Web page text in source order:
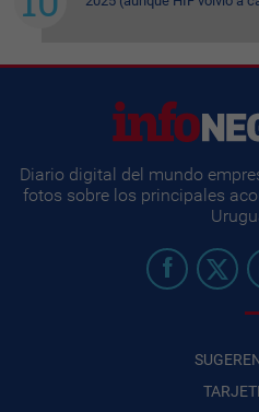
Diario digital del mundo
fotos sobre los principales